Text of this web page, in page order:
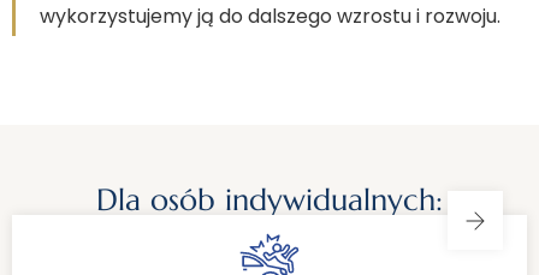
wykorzystujemy ją do dalszego wzrostu i rozwoju.
Dla osób indywidualnych: